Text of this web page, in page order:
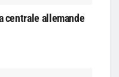
centrale allemande